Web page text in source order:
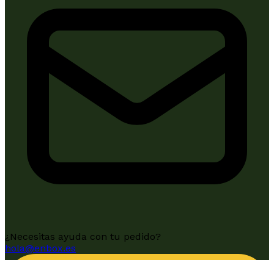
¿Necesitas ayuda con tu pedido?
hola@enbox.es